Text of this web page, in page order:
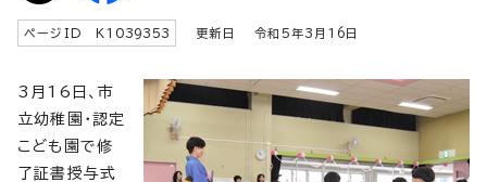
ページID K 1039353 更新日 令和5年3月 16 日
3月16日、市
立幼稚園・認定
こども園で修
了証書授与式